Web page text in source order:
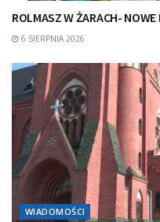
ROLMASZ W ŻARACH- NOWE
6 SIERPNIA 2026
WIADOMOŚCI